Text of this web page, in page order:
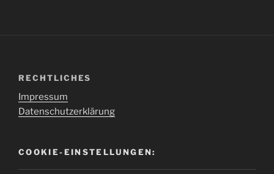
RECHTLICHES
Impressum
Datenschutzerklärung
COOKIE-EINSTELLUNGEN: